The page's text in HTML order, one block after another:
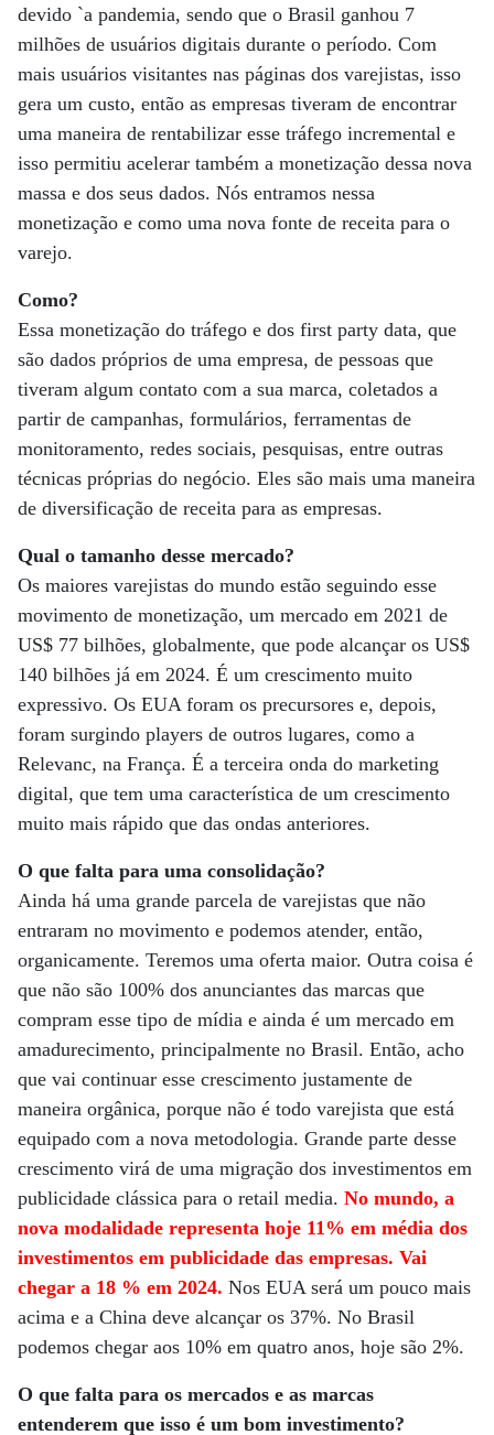
devido `a pandemia, sendo que o Brasil ganhou 7
milhões de usuários digitais durante o período. Com
mais usuários visitantes nas páginas dos varejistas, isso
gera um custo, então as empresas tiveram de encontrar
uma maneira de rentabilizar esse tráfego incremental e
isso permitiu acelerar também a monetização dessa nova
massa e dos seus dados. Nós entramos nessa
monetização e como uma nova fonte de receita para o
varejo.
Como?
Essa monetização do tráfego e dos first party data, que
são dados próprios de uma empresa, de pessoas que
tiveram algum contato com a sua marca, coletados a
partir de campanhas, formulários, ferramentas de
monitoramento, redes sociais, pesquisas, entre outras
técnicas próprias do negócio. Eles são mais uma maneira
de diversificação de receita para as empresas.
Qual o tamanho desse mercado?
Os maiores varejistas do mundo estão seguindo esse
movimento de monetização, um mercado em 2021 de
US$ 77 bilhões, globalmente, que pode alcançar os US$
140 bilhões já em 2024. É um crescimento muito
expressivo. Os EUA foram os precursores e, depois,
foram surgindo players de outros lugares, como a
Relevanc, na França. É a terceira onda do marketing
digital, que tem uma característica de um crescimento
muito mais rápido que das ondas anteriores.
O que falta para uma consolidação?
Ainda há uma grande parcela de varejistas que não
entraram no movimento e podemos atender, então,
organicamente. Teremos uma oferta maior. Outra coisa é
que não são 100% dos anunciantes das marcas que
compram esse tipo de mídia e ainda é um mercado em
amadurecimento, principalmente no Brasil. Então, acho
que vai continuar esse crescimento justamente de
maneira orgânica, porque não é todo varejista que está
equipado com a nova metodologia. Grande parte desse
crescimento virá de uma migração dos investimentos em
publicidade clássica para o retail media. No mundo, a
nova modalidade representa hoje 11% em média dos
investimentos em publicidade das empresas. Vai
chegar a 18 % em 2024. Nos EUA será um pouco mais
acima e a China deve alcançar os 37%. No Brasil
podemos chegar aos 10% em quatro anos, hoje são 2%.
O que falta para os mercados e as marcas
entenderem que isso é um bom investimento?